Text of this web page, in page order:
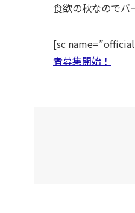
食欲の秋なのでバ
[sc
者募集開始！